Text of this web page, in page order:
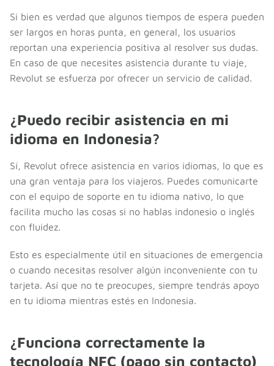
Si bien es verdad que algunos tiempos de espera pueden
ser largos en horas punta, en general, los usuarios
reportan una experiencia positiva al resolver sus dudas.
En caso de que necesites asistencia durante tu viaje,
Revolut se esfuerza por ofrecer un servicio de calidad.
¿Puedo recibir asistencia en mi
idioma en Indonesia?
Sí, Revolut ofrece asistencia en varios idiomas, lo que es
una gran ventaja para los viajeros. Puedes comunicarte
con el equipo de soporte en tu idioma nativo, lo que
facilita mucho las cosas si no hablas indonesio o inglés
con fluidez.
Esto es especialmente útil en situaciones de emergencia
o cuando necesitas resolver algún inconveniente con tu
tarjeta. Así que no te preocupes, siempre tendrás apoyo
en tu idioma mientras estés en Indonesia.
¿Funciona correctamente la
tecnología NFC (pago sin contacto)